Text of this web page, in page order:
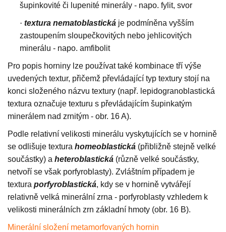
šupinkovité či lupenité minerály - napo. fylit, svor
· textura nematoblastická je podmíněna vyšším
zastoupením sloupečkovitých nebo jehlicovitých
minerálu - napo. amfibolit
Pro popis horniny lze používat také kombinace tří výše
uvedených textur, přičemž převládající typ textury stojí na
konci složeného názvu textury (např. lepidogranoblastická
textura označuje texturu s převládajícím šupinkatým
minerálem nad zrnitým - obr. 16 A).
Podle relativní velikosti minerálu vyskytujících se v hornině
se odlišuje textura homeoblastická (přibližně stejně velké
součástky) a heteroblastická (různě velké součástky,
netvoří se však porfyroblasty). Zvláštním případem je
textura porfyroblastická, kdy se v hornině vytvářejí
relativně velká minerální zrna - porfyroblasty vzhledem k
velikosti minerálních zrn základní hmoty (obr. 16 B).
Minerální složení metamorfovaných hornin